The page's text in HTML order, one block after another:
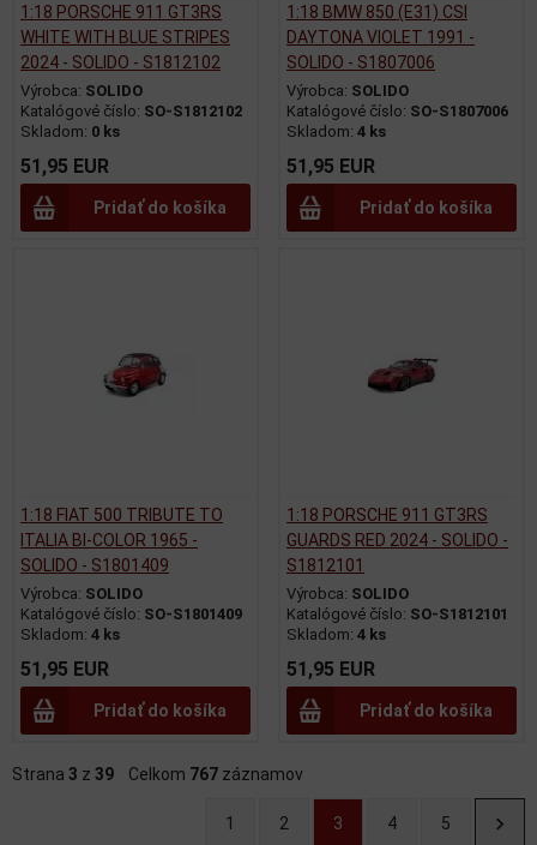
1:18 PORSCHE 911 GT3RS
WHITE WITH BLUE STRIPES
2024 - SOLIDO - S1812102
Výrobca: SOLIDO
Katalógové číslo: SO-S1812102
Skladom: 0 ks
51,95 EUR
Pridať do košíka
1:18 BMW 850 (E31) CSI
DAYTONA VIOLET 1991 -
SOLIDO - S1807006
Výrobca: SOLIDO
Katalógové číslo: SO-S1807006
Skladom: 4 ks
51,95 EUR
Pridať do košíka
1:18 FIAT 500 TRIBUTE TO
ITALIA BI-COLOR 1965 -
SOLIDO - S1801409
Výrobca: SOLIDO
Katalógové číslo: SO-S1801409
Skladom: 4 ks
51,95 EUR
Pridať do košíka
1:18 PORSCHE 911 GT3RS
GUARDS RED 2024 - SOLIDO -
S1812101
Výrobca: SOLIDO
Katalógové číslo: SO-S1812101
Skladom: 4 ks
51,95 EUR
Pridať do košíka
Strana 3 z 39 Celkom 767 záznamov
1 2 3 4 5